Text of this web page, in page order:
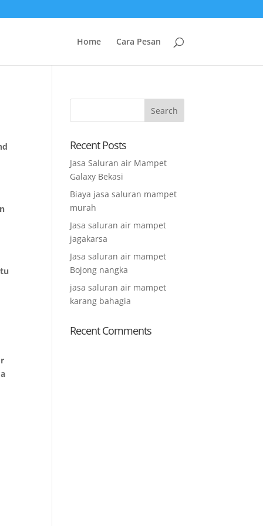
Home Cara Pesan
Recent Posts
Jasa Saluran air Mampet
Galaxy Bekasi
Biaya jasa saluran mampet
murah
Jasa saluran air mampet
jagakarsa
Jasa saluran air mampet
Bojong nangka
jasa saluran air mampet
karang bahagia
Recent Comments